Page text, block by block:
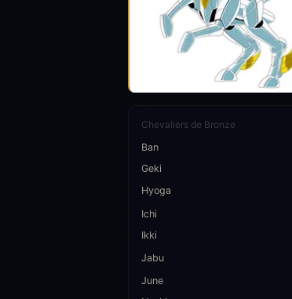
Chevaliers de Bronze
Ban
Geki
Hyoga
Ichi
Ikki
Jabu
June